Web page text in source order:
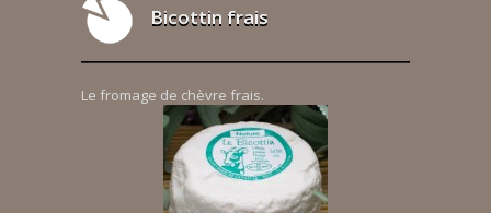
Bicottin frais
Le fromage de chèvre frais.